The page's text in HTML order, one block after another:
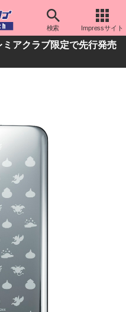
検索 Impressサイト
ミアクラブ限定で先行発売